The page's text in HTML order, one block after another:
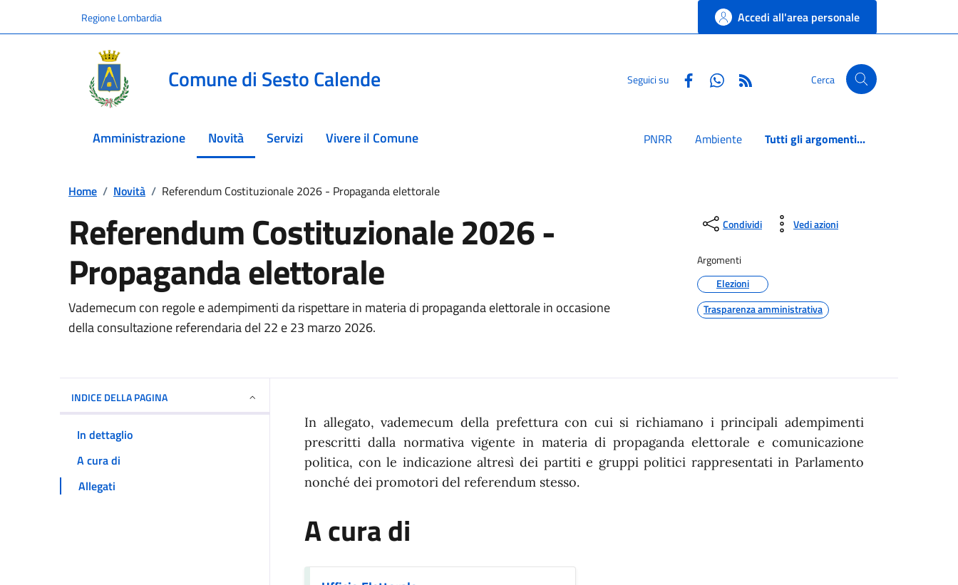
Regione Lombardia Accedi all'area personale
Comune di Sesto Calende Seguici su FacebookWhatsapp Cerca
Amministrazione Novità
menu selezionato
Servizi Vivere il Comune PNRR Ambiente Tutti gli argomenti...
Home / Novità / Referendum Costituzionale 2026 - Propaganda elettorale
Referendum Costituzionale 2026 -
Propaganda elettorale
Vademecum con regole e adempimenti da rispettare in materia di propaganda elettorale in occasione
della consultazione referendaria del 22 e 23 marzo 2026.
Condividi Vedi azioni
Argomenti
Elezioni
Trasparenza amministrativa
INDICE DELLA PAGINA
In dettaglio
A cura di
Allegati
In dettaglio
In allegato, vademecum della prefettura con cui si richiamano i principali adempimenti
prescritti dalla normativa vigente in materia di propaganda elettorale e comunicazione
politica, con le indicazione altresì dei partiti e gruppi politici rappresentati in Parlamento
nonché dei promotori del referendum stesso.
A cura di